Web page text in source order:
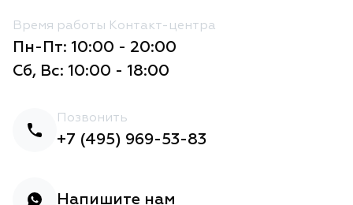
Время работы Контакт-центра
Пн-Пт: 10:00 - 20:00
Сб, Вс: 10:00 - 18:00
Позвонить
+7 (495) 969-53-83
Напишите нам